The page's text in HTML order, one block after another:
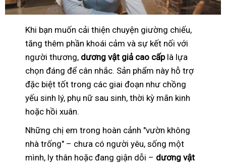
Khi bạn muốn cải thiện chuyện giường chiếu,
tăng thêm phần khoái cảm và sự kết nối với
người thương, dương vật giả cao cấplà lựa
chọn đáng để cân nhắc. Sản phẩm này hỗ trợ
đặc biệt tốt trong các giai đoạn như chồng
yếu sinh lý, phụ nữ sau sinh, thời kỳ mãn kinh
hoặc hồi xuân.
Những chị em trong hoàn cảnh "vườn không
nhà trống" – chưa có người yêu, sống một
mình, ly thân hoặc đang giận dỗi – dương vật